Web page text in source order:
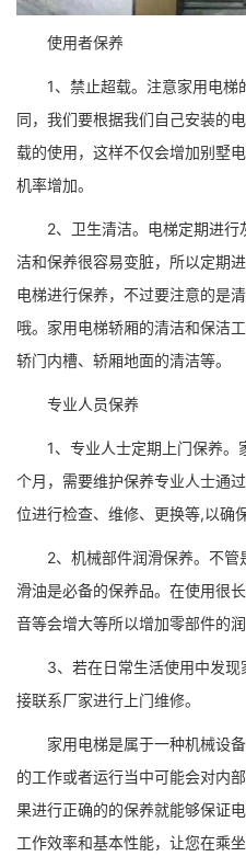
使用者保养
1、禁止超载。注意家用电梯
同，我们要根据我们自己安装的
载的使用，这样不仅会增加别墅
机率增加。
2、卫生清洁。电梯定期进行
洁和保养很容易变脏，所以定期
电梯进行保养，不过要注意的是
哦。家用电梯轿厢的清洁和保洁
轿门内槽、轿厢地面的清洁等。
专业人员保养
1、专业人士定期上门保养。
个月，需要维护保养专业人士通
位进行检查、维修、更换等,以确
2、机械部件润滑保养。不管
滑油是必备的保养品。在使用很
音等会增大等所以增加零部件的
3、若在日常生活使用中发现
接联系厂家进行上门维修。
家用电梯是属于一种机械设备
的工作或者运行当中可能会对内
果进行正确的的保养就能够保证
工作效率和基本性能，让您在乘